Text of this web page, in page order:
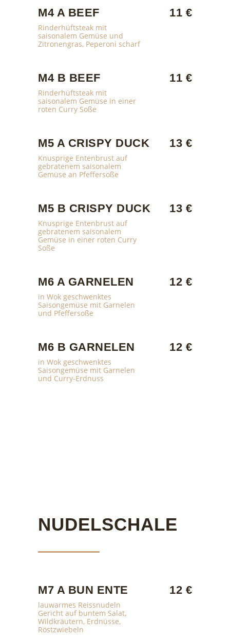
M4 A BEEF 11 €
Rinderhüftsteak mit
saisonalem Gemüse und
Zitronengras, Peperoni scharf
M4 B BEEF 11 €
Rinderhüftsteak mit
saisonalem Gemüse in einer
roten Curry Soße
M5 A CRISPY DUCK 13 €
Knusprige Entenbrust auf
gebratenem saisonalem
Gemüse an Pfeffersoße
M5 B CRISPY DUCK 13 €
Knusprige Entenbrust auf
gebratenem saisonalem
Gemüse in einer roten Curry
Soße
M6 A GARNELEN 12 €
in Wok geschwenktes
Saisongemüse mit Garnelen
und Pfeffersoße
M6 B GARNELEN 12 €
in Wok geschwenktes
Saisongemüse mit Garnelen
und Curry-Erdnuss
NUDELSCHALE
M7 A BUN ENTE 12 €
lauwarmes Reissnudeln
Gericht auf buntem Salat,
Wildkräutern, Erdnüsse,
Röstzwiebeln